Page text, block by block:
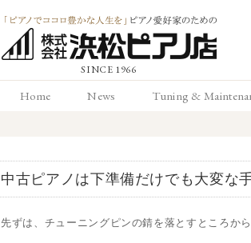
「ピアノでココロ豊
愛好家のための 浜松
ピアノ店
Home News Tuning &
中古ピアノは下準備だけでも大変な
先ずは、チューニングピンの錆を落とすところから